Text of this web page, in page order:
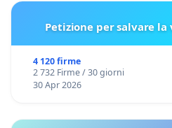
Petizione per salvare
4 120 firme
2 732 Firme / 30 giorni
30 Apr 2026